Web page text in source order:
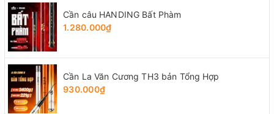
Cần câu HANDING Bất Phàm
1.280.000₫
Cần La Văn Cương TH3 bản Tổng Hợp
930.000₫